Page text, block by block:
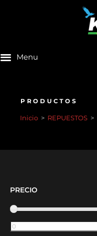
PRODUCTOS
Inicio > REPUESTOS >
PRECIO